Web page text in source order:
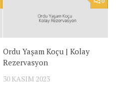
Ordu Yaşam Koçu | Kolay
Rezervasyon
30 KASIM 2023